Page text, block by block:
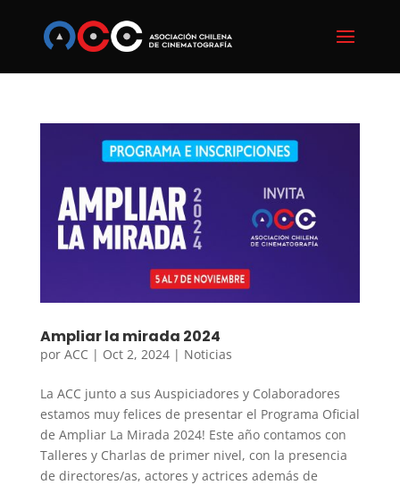
Ampliar la mirada 2024
por ACC | Oct 2, 2024| Noticias
La ACC junto a sus Auspiciadores y Colaboradores
estamos muy felices de presentar el Programa Oficial
de Ampliar La Mirada 2024! Este año contamos con
Talleres y Charlas de primer nivel, con la presencia
de directores/as, actores y actrices además de